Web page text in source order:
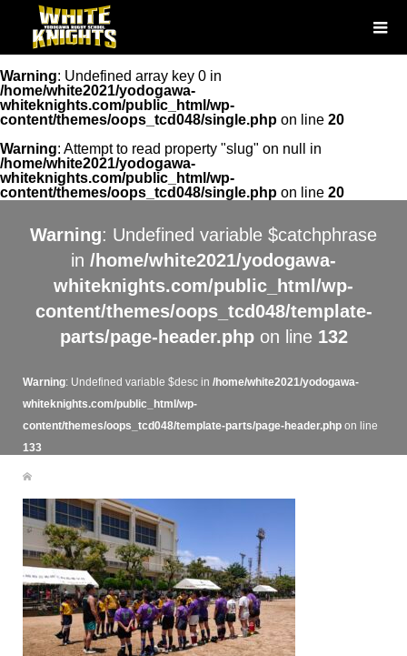
Warning: Undefined array key 0 in
/home/white2021/yodogawa-
whiteknights.com/public_html/wp-
content/themes/oops_tcd048/single.php on line 20
Warning: Attempt to read property "slug" on null in
/home/white2021/yodogawa-
whiteknights.com/public_html/wp-
content/themes/oops_tcd048/single.php on line 20
Warning: Undefined variable $catchphrase
in /home/white2021/yodogawa-
whiteknights.com/public_html/wp-
content/themes/oops_tcd048/template-
parts/page-header.phpon line 132
Warning: Undefined variable $desc in /home/white2021/yodogawa-
whiteknights.com/public_html/wp-
content/themes/oops_tcd048/template-parts/page-header.phpon line
133